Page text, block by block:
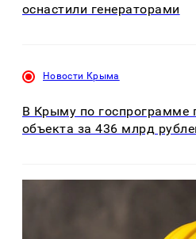
оснастили генераторами
Новости Крыма
В Крыму по госпрограмме
объекта за 436 млрд